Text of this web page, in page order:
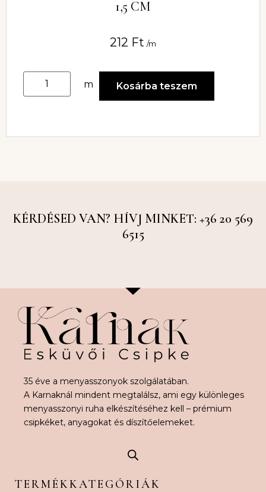
1,5 CM
212 Ft /m
m Kosárba teszem
KÉRDÉSED VAN? HÍVJ MINKET: +36 20 569
6515
35 éve a menyasszonyok szolgálatában.
A Karnaknál mindent megtalálsz, ami egy különleges
menyasszonyi ruha elkészítéséhez kell – prémium
csipkéket, anyagokat és díszítőelemeket.
TERMÉKKATEGÓRIÁK